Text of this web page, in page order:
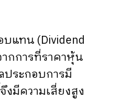
แทน (Dividend
กการที่ราคาหุ้น
ประกอบการมี
มีความเสี่ยงสูง